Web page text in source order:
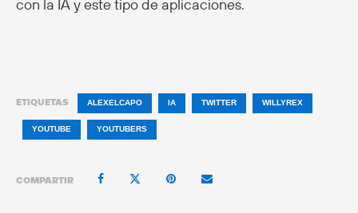
con la IA y este tipo de aplicaciones.
ETIQUETAS ALEXELCAPO IA TWITTER WILLYREX
YOUTUBE YOUTUBERS
COMPARTIR